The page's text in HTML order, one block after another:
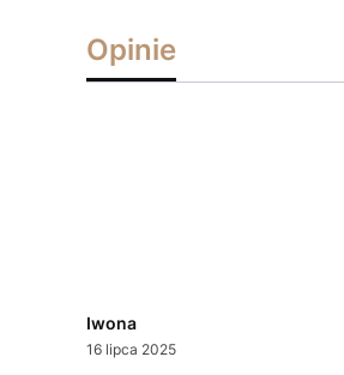
Opinie
Iwona
16 lipca 2025